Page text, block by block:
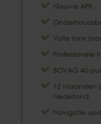
Nieuwe APK
Volle tank
Professionele
BOVAG 40-
12 Maanden
Nederland
Navigatie